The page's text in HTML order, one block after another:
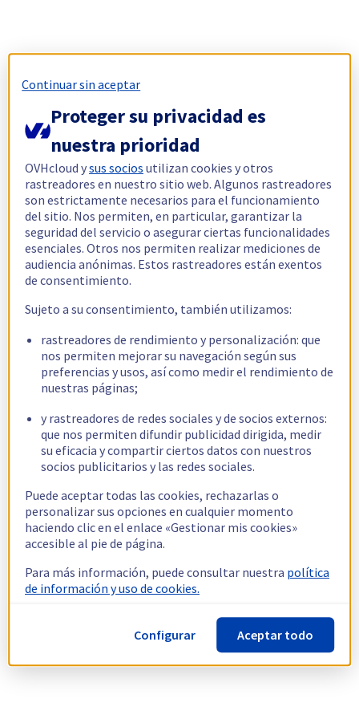
Continuar sin aceptar
Proteger su privacidad es
nuestra prioridad
OVHcloud ysus socios utilizan cookies y otros
rastreadores en nuestro sitio web. Algunos rastreadores
son estrictamente necesarios para el funcionamiento
del sitio. Nos permiten, en particular, garantizar la
seguridad del servicio o asegurar ciertas funcionalidades
esenciales. Otros nos permiten realizar mediciones de
audiencia anónimas. Estos rastreadores están exentos
de consentimiento.
Sujeto a su consentimiento, también utilizamos:
rastreadores de rendimiento y personalización: que
nos permiten mejorar su navegación según sus
preferencias y usos, así como medir el rendimiento de
nuestras páginas;
y rastreadores de redes sociales y de socios externos:
que nos permiten difundir publicidad dirigida, medir
su eficacia y compartir ciertos datos con nuestros
socios publicitarios y las redes sociales.
Puede aceptar todas las cookies, rechazarlas o
personalizar sus opciones en cualquier momento
haciendo clic en el enlace «Gestionar mis cookies»
accesible al pie de página.
Para más información, puede consultar nuestra política
de información y uso de cookies.
Configurar Aceptar todo